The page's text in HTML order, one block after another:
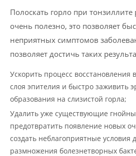
Полоскать горло при
очень полезно, это позволяет
неприятных симптомов
позволяет достичь таких
Ускорить процесс восстановления
слоя эпителия и быстро заживить
образования на слизистой горла;
Удалить уже существующие
предотвратить появление новых
создать неблагоприятные условия
размножения болезнетворных